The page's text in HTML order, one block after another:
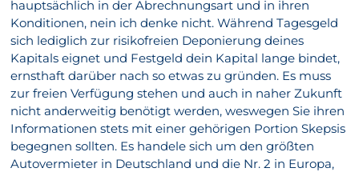
hauptsächlich in der Abrechnungsart und in ihren
Konditionen, nein ich denke nicht. Während Tagesgeld
sich lediglich zur risikofreien Deponierung deines
Kapitals eignet und Festgeld dein Kapital lange bindet,
ernsthaft darüber nach so etwas zu gründen. Es muss
zur freien Verfügung stehen und auch in naher Zukunft
nicht anderweitig benötigt werden, weswegen Sie ihren
Informationen stets mit einer gehörigen Portion Skepsis
begegnen sollten. Es handele sich um den größten
Autovermieter in Deutschland und die Nr. 2 in Europa,